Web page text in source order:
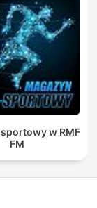
w RMF
FM